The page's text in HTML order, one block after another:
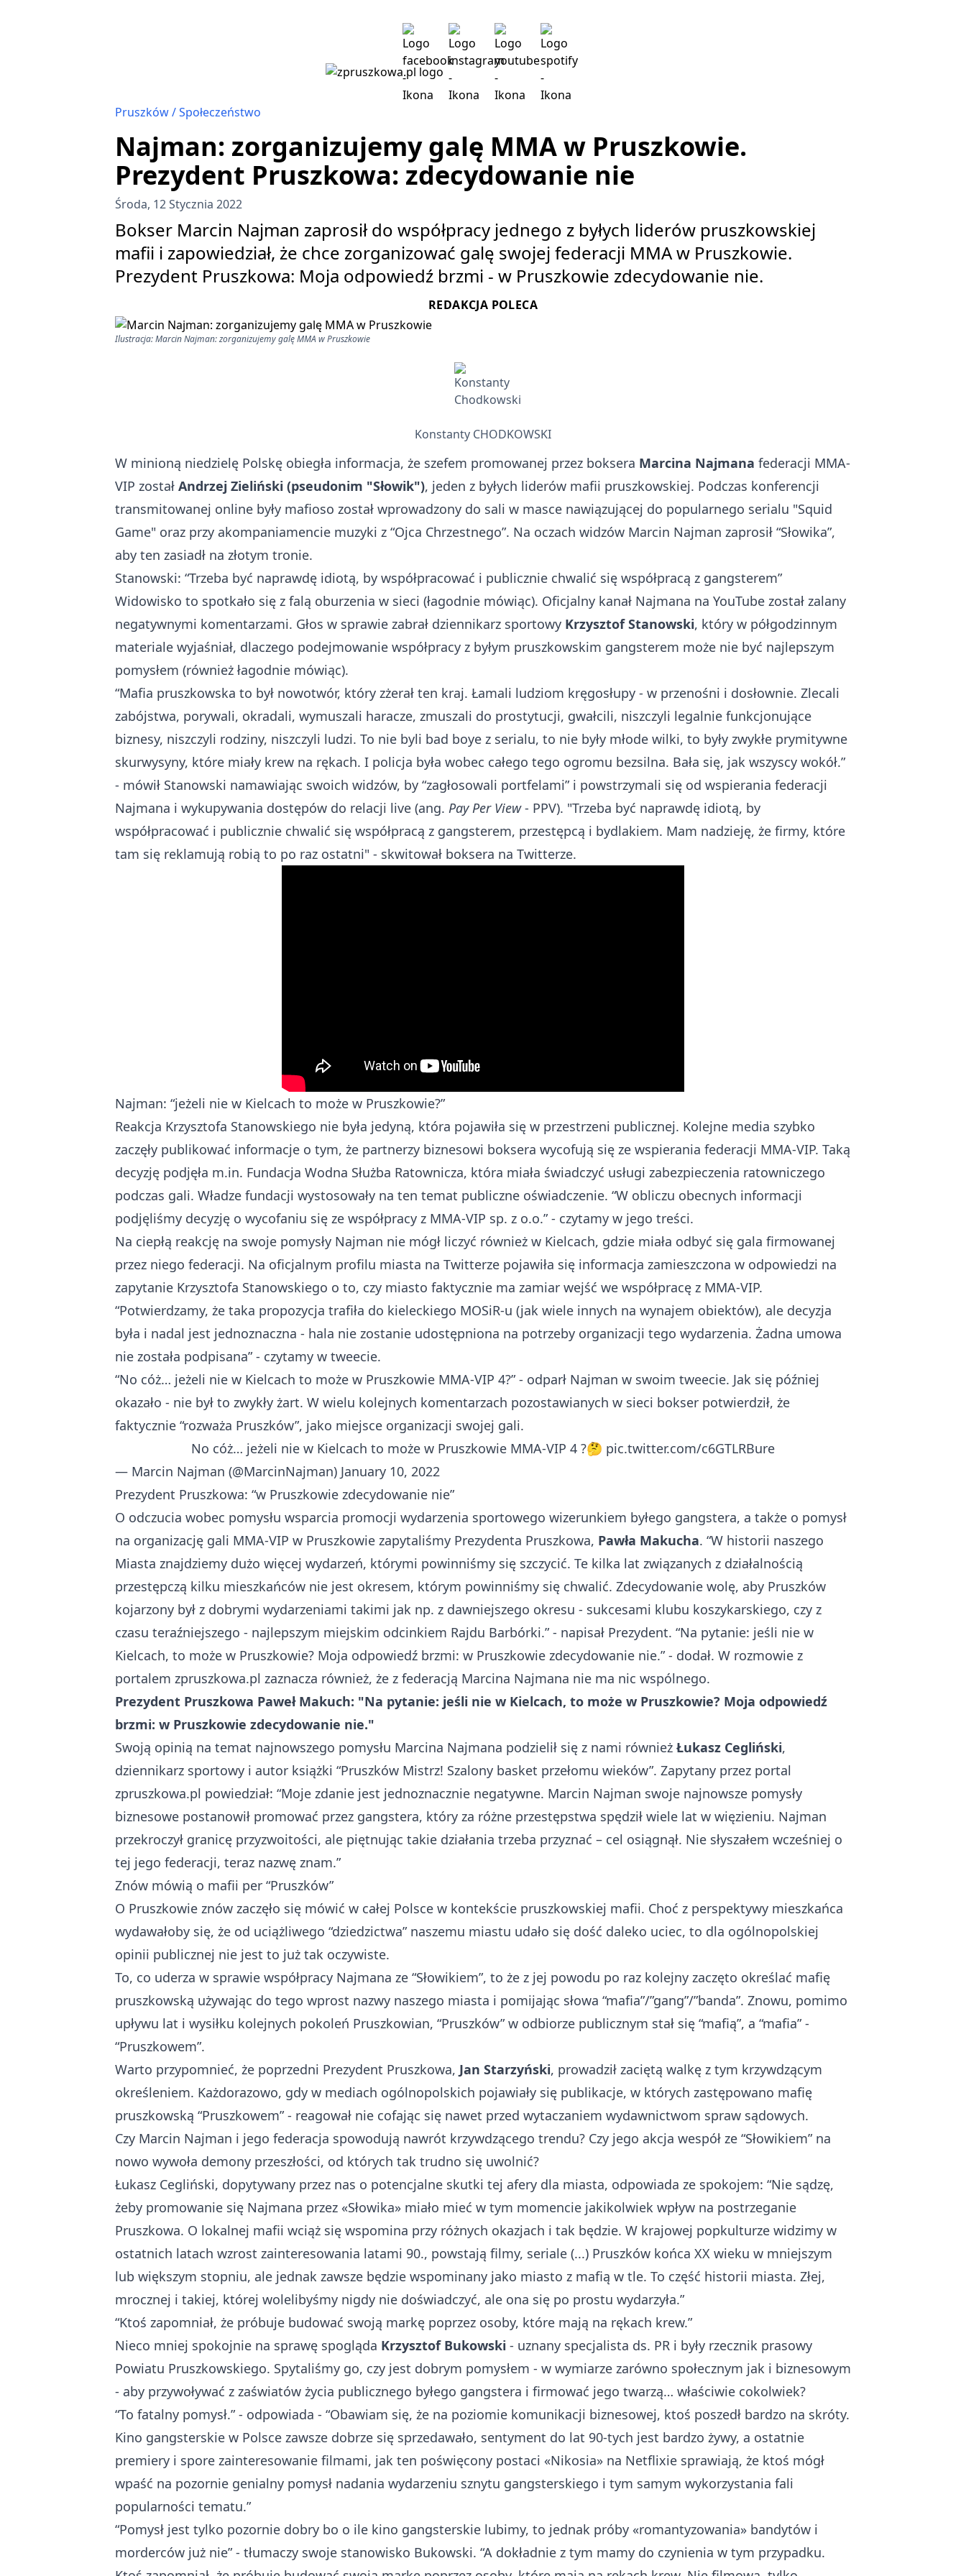
Pruszków Społeczeństwo
Najman: zorganizujemy galę MMA w Pruszkowie.
Prezydent Pruszkowa: zdecydowanie nie
Środa, 12 Stycznia 2022
Bokser Marcin Najman zaprosił do współpracy jednego z byłych liderów pruszkowskiej
mafii i zapowiedział, że chce zorganizować galę swojej federacji MMA w Pruszkowie.
Prezydent Pruszkowa: Moja odpowiedź brzmi - w Pruszkowie zdecydowanie nie.
REDAKCJA POLECA
Ilustracja: Marcin Najman: zorganizujemy galę MMA w Pruszkowie
Konstanty CHODKOWSKI
W minioną niedzielę Polskę obiegła informacja, że szefem promowanej przez boksera Marcina Najmana federacji MMA-
VIP został Andrzej Zieliński (pseudonim "Słowik"), jeden z byłych liderów mafii pruszkowskiej. Podczas konferencji
transmitowanej online były mafioso został wprowadzony do sali w masce nawiązującej do popularnego serialu "Squid
Game" oraz przy akompaniamencie muzyki z “Ojca Chrzestnego”. Na oczach widzów Marcin Najman zaprosił “Słowika”,
aby ten zasiadł na złotym tronie.
Stanowski: “Trzeba być naprawdę idiotą, by współpracować i publicznie chwalić się współpracą z gangsterem”
Widowisko to spotkało się z falą oburzenia w sieci (łagodnie mówiąc). Oficjalny kanał Najmana na YouTube został zalany
negatywnymi komentarzami. Głos w sprawie zabrał dziennikarz sportowy Krzysztof Stanowski, który w półgodzinnym
materiale wyjaśniał, dlaczego podejmowanie współpracy z byłym pruszkowskim gangsterem może nie być najlepszym
pomysłem (również łagodnie mówiąc).
“Mafia pruszkowska to był nowotwór, który zżerał ten kraj. Łamali ludziom kręgosłupy - w przenośni i dosłownie. Zlecali
zabójstwa, porywali, okradali, wymuszali haracze, zmuszali do prostytucji, gwałcili, niszczyli legalnie funkcjonujące
biznesy, niszczyli rodziny, niszczyli ludzi. To nie byli bad boye z serialu, to nie były młode wilki, to były zwykłe prymitywne
skurwysyny, które miały krew na rękach. I policja była wobec całego tego ogromu bezsilna. Bała się, jak wszyscy wokół.”
- mówił Stanowski namawiając swoich widzów, by “zagłosowali portfelami” i powstrzymali się od wspierania federacji
Najmana i wykupywania dostępów do relacji live (ang. Pay Per View- PPV). "Trzeba być naprawdę idiotą, by
współpracować i publicznie chwalić się współpracą z gangsterem, przestępcą i bydlakiem. Mam nadzieję, że firmy, które
tam się reklamują robią to po raz ostatni" - skwitował boksera na Twitterze.
Najman: “jeżeli nie w Kielcach to może w Pruszkowie?”
Reakcja Krzysztofa Stanowskiego nie była jedyną, która pojawiła się w przestrzeni publicznej. Kolejne media szybko
zaczęły publikować informacje o tym, że partnerzy biznesowi boksera wycofują się ze wspierania federacji MMA-VIP. Taką
decyzję podjęła m.in. Fundacja Wodna Służba Ratownicza, która miała świadczyć usługi zabezpieczenia ratowniczego
podczas gali. Władze fundacji wystosowały na ten temat publiczne oświadczenie. “W obliczu obecnych informacji
podjęliśmy decyzję o wycofaniu się ze współpracy z MMA-VIP sp. z o.o.” - czytamy w jego treści.
Na ciepłą reakcję na swoje pomysły Najman nie mógł liczyć również w Kielcach, gdzie miała odbyć się gala firmowanej
przez niego federacji. Na oficjalnym profilu miasta na Twitterze pojawiła się informacja zamieszczona w odpowiedzi na
zapytanie Krzysztofa Stanowskiego o to, czy miasto faktycznie ma zamiar wejść we współpracę z MMA-VIP.
“Potwierdzamy, że taka propozycja trafiła do kieleckiego MOSiR-u (jak wiele innych na wynajem obiektów), ale decyzja
była i nadal jest jednoznaczna - hala nie zostanie udostępniona na potrzeby organizacji tego wydarzenia. Żadna umowa
nie została podpisana” - czytamy w tweecie.
“No cóż… jeżeli nie w Kielcach to może w Pruszkowie MMA-VIP 4?” - odparł Najman w swoim tweecie. Jak się później
okazało - nie był to zwykły żart. W wielu kolejnych komentarzach pozostawianych w sieci bokser potwierdził, że
faktycznie “rozważa Pruszków”, jako miejsce organizacji swojej gali.
No cóż… jeżeli nie w Kielcach to może w Pruszkowie MMA-VIP 4 ?🤔 pic.twitter.com/c6GTLRBure
— Marcin Najman (@MarcinNajman) January 10, 2022
Prezydent Pruszkowa: “w Pruszkowie zdecydowanie nie”
O odczucia wobec pomysłu wsparcia promocji wydarzenia sportowego wizerunkiem byłego gangstera, a także o pomysł
na organizację gali MMA-VIP w Pruszkowie zapytaliśmy Prezydenta Pruszkowa, Pawła Makucha. “W historii naszego
Miasta znajdziemy dużo więcej wydarzeń, którymi powinniśmy się szczycić. Te kilka lat związanych z działalnością
przestępczą kilku mieszkańców nie jest okresem, którym powinniśmy się chwalić. Zdecydowanie wolę, aby Pruszków
kojarzony był z dobrymi wydarzeniami takimi jak np. z dawniejszego okresu - sukcesami klubu koszykarskiego, czy z
czasu teraźniejszego - najlepszym miejskim odcinkiem Rajdu Barbórki.” - napisał Prezydent. “Na pytanie: jeśli nie w
Kielcach, to może w Pruszkowie? Moja odpowiedź brzmi: w Pruszkowie zdecydowanie nie.” - dodał. W rozmowie z
portalem zpruszkowa.pl zaznacza również, że z federacją Marcina Najmana nie ma nic wspólnego.
Prezydent Pruszkowa Paweł Makuch: "Na pytanie: jeśli nie w Kielcach, to może w Pruszkowie? Moja odpowiedź
brzmi: w Pruszkowie zdecydowanie nie."
Swoją opinią na temat najnowszego pomysłu Marcina Najmana podzielił się z nami również Łukasz Cegliński,
dziennikarz sportowy i autor książki “Pruszków Mistrz! Szalony basket przełomu wieków”. Zapytany przez portal
zpruszkowa.pl powiedział: “Moje zdanie jest jednoznacznie negatywne. Marcin Najman swoje najnowsze pomysły
biznesowe postanowił promować przez gangstera, który za różne przestępstwa spędził wiele lat w więzieniu. Najman
przekroczył granicę przyzwoitości, ale piętnując takie działania trzeba przyznać – cel osiągnął. Nie słyszałem wcześniej o
tej jego federacji, teraz nazwę znam.”
Znów mówią o mafii per “Pruszków”
O Pruszkowie znów zaczęło się mówić w całej Polsce w kontekście pruszkowskiej mafii. Choć z perspektywy mieszkańca
wydawałoby się, że od uciążliwego “dziedzictwa” naszemu miastu udało się dość daleko uciec, to dla ogólnopolskiej
opinii publicznej nie jest to już tak oczywiste.
To, co uderza w sprawie współpracy Najmana ze “Słowikiem”, to że z jej powodu po raz kolejny zaczęto określać mafię
pruszkowską używając do tego wprost nazwy naszego miasta i pomijając słowa “mafia”/”gang”/”banda”. Znowu, pomimo
upływu lat i wysiłku kolejnych pokoleń Pruszkowian, “Pruszków” w odbiorze publicznym stał się “mafią”, a “mafia” -
“Pruszkowem”.
Warto przypomnieć, że poprzedni Prezydent Pruszkowa, Jan Starzyński, prowadził zaciętą walkę z tym krzywdzącym
określeniem. Każdorazowo, gdy w mediach ogólnopolskich pojawiały się publikacje, w których zastępowano mafię
pruszkowską “Pruszkowem” - reagował nie cofając się nawet przed wytaczaniem wydawnictwom spraw sądowych.
Czy Marcin Najman i jego federacja spowodują nawrót krzywdzącego trendu? Czy jego akcja wespół ze “Słowikiem” na
nowo wywoła demony przeszłości, od których tak trudno się uwolnić?
Łukasz Cegliński, dopytywany przez nas o potencjalne skutki tej afery dla miasta, odpowiada ze spokojem: “Nie sądzę,
żeby promowanie się Najmana przez «Słowika» miało mieć w tym momencie jakikolwiek wpływ na postrzeganie
Pruszkowa. O lokalnej mafii wciąż się wspomina przy różnych okazjach i tak będzie. W krajowej popkulturze widzimy w
ostatnich latach wzrost zainteresowania latami 90., powstają filmy, seriale (...) Pruszków końca XX wieku w mniejszym
lub większym stopniu, ale jednak zawsze będzie wspominany jako miasto z mafią w tle. To część historii miasta. Złej,
mrocznej i takiej, której wolelibyśmy nigdy nie doświadczyć, ale ona się po prostu wydarzyła.”
“Ktoś zapomniał, że próbuje budować swoją markę poprzez osoby, które mają na rękach krew.”
Nieco mniej spokojnie na sprawę spogląda Krzysztof Bukowski - uznany specjalista ds. PR i były rzecznik prasowy
Powiatu Pruszkowskiego. Spytaliśmy go, czy jest dobrym pomysłem - w wymiarze zarówno społecznym jak i biznesowym
- aby przywoływać z zaświatów życia publicznego byłego gangstera i firmować jego twarzą… właściwie cokolwiek?
“To fatalny pomysł.” - odpowiada - “Obawiam się, że na poziomie komunikacji biznesowej, ktoś poszedł bardzo na skróty.
Kino gangsterskie w Polsce zawsze dobrze się sprzedawało, sentyment do lat 90-tych jest bardzo żywy, a ostatnie
premiery i spore zainteresowanie filmami, jak ten poświęcony postaci «Nikosia» na Netflixie sprawiają, że ktoś mógł
wpaść na pozornie genialny pomysł nadania wydarzeniu sznytu gangsterskiego i tym samym wykorzystania fali
popularności tematu.”
“Pomysł jest tylko pozornie dobry bo o ile kino gangsterskie lubimy, to jednak próby «romantyzowania» bandytów i
morderców już nie” - tłumaczy swoje stanowisko Bukowski. “A dokładnie z tym mamy do czynienia w tym przypadku.